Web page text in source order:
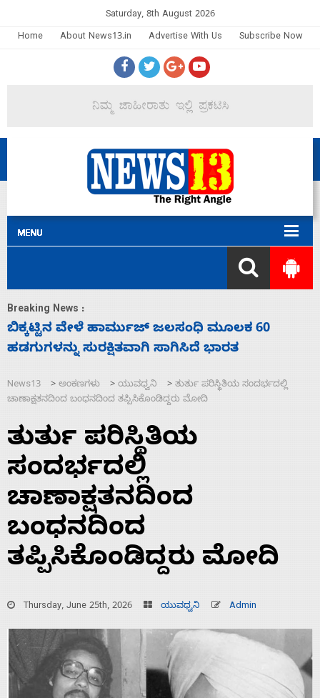
Saturday, 8th August 2026
Home
About News13.in Advertise With Us Subscribe Now
Breaking News :
ನಾಗೇಂದ್ರ ರಾಜೀನಾಮೆ ಕೊಡದಿದ್ದರೆ ಸದನ ನಡೆಸಲು
ಬಿಡೆವು: ಛಲವಾದಿ ನಾರಾಯಣಸ್ವಾಮಿ
News13 > ಅಂಕಣಗಳು > ಯುವಧ್ವನಿ > ತುರ್ತು ಪರಿಸ್ಥಿತಿಯ ಸಂದರ್ಭದಲ್ಲಿ
ಚಾಣಾಕ್ಷತನದಿಂದ ಬಂಧನದಿಂದ ತಪ್ಪಿಸಿಕೊಂಡಿದ್ದರು ಮೋದಿ
ತುರ್ತು ಪರಿಸ್ಥಿತಿಯ
ಸಂದರ್ಭದಲ್ಲಿ
ಚಾಣಾಕ್ಷತನದಿಂದ
ಬಂಧನದಿಂದ
ತಪ್ಪಿಸಿಕೊಂಡಿದ್ದರು ಮೋದಿ
Thursday, June 25th, 2026 ಯುವಧ್ವನಿ Admin